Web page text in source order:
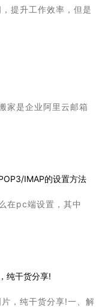
提升工作效率，但是
家是企业阿里云邮箱
IMAP的设置方法
在pc端设置，其中
纯干货分享!
，纯干货分享!一、解